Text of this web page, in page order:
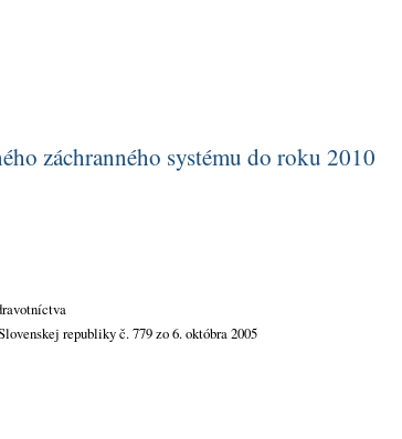
záchranného systému do roku 2010
republiky č. 779 zo 6. októbra 2005